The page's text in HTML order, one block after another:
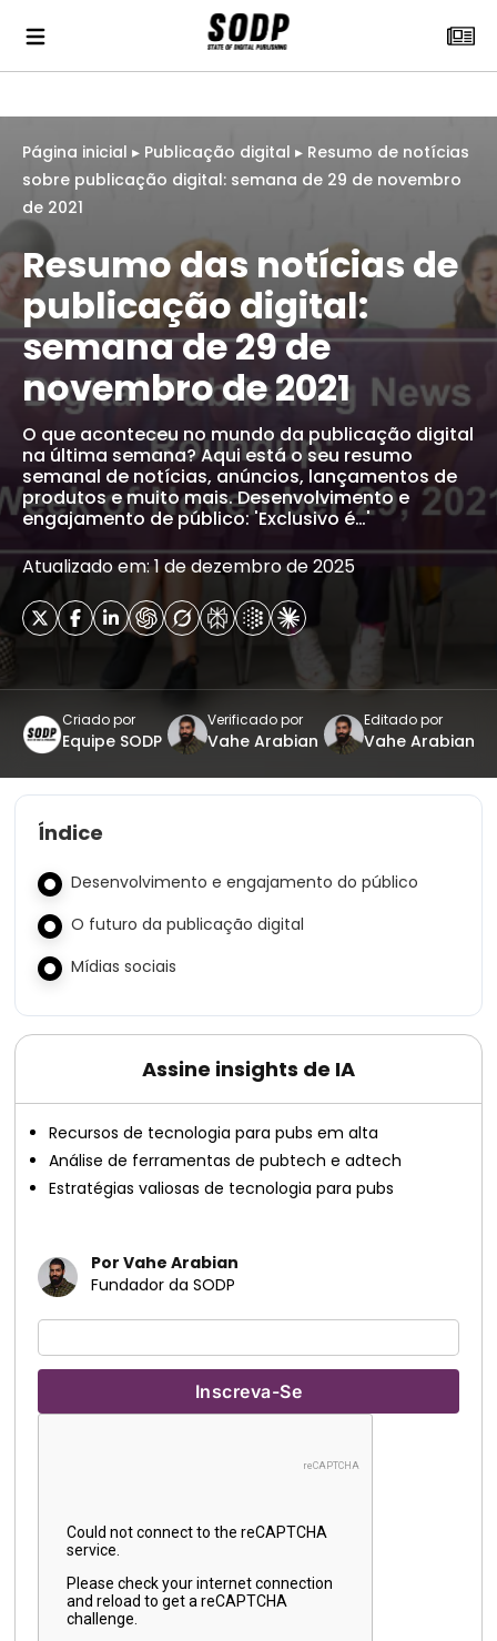
Página inicial ▸ Publicação digital ▸ Resumo de notícias
sobre publicação digital: semana de 29 de novembro
de 2021
Resumo das notícias de
publicação digital:
semana de 29 de
novembro de 2021
O que aconteceu no mundo da publicação digital
na última semana? Aqui está o seu resumo
semanal de notícias, anúncios, lançamentos de
produtos e muito mais. Desenvolvimento e
engajamento de público: 'Exclusivo é…'
Atualizado em: 1 de dezembro de 2025
Criado por
Equipe SODP
Verificado por
Vahe Arabian
Editado por
Vahe Arabian
Índice
Desenvolvimento e engajamento do público
O futuro da publicação digital
Mídias sociais
Assine insights de IA
Recursos de tecnologia para pubs em alta
Análise de ferramentas de pubtech e adtech
Estratégias valiosas de tecnologia para pubs
Por Vahe Arabian
Fundador da SODP